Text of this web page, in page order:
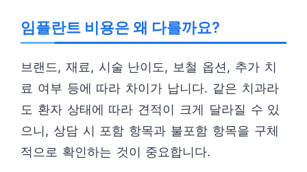
임플란트 비용은 왜 다를까요?
브랜드, 재료, 시술 난이도, 보철 옵션, 추가 치
료 여부 등에 따라 차이가 납니다. 같은 치과라
도 환자 상태에 따라 견적이 크게 달라질 수 있
으니, 상담 시 포함 항목과 불포함 항목을 구체
적으로 확인하는 것이 중요합니다.